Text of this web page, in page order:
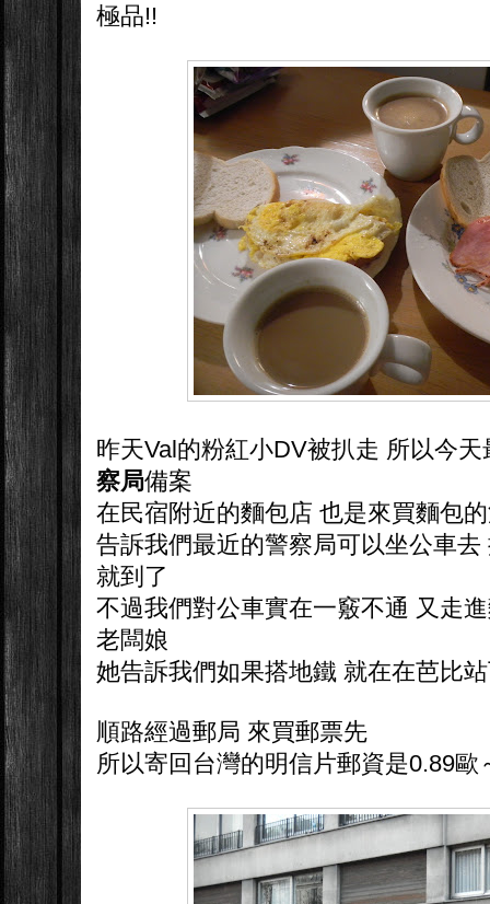
極品!!
昨天Val的粉紅小DV被扒走 所以今
察局備案
在民宿附近的麵包店 也是來買麵包
告訴我們最近的警察局可以坐公車
就到了
不過我們對公車實在一竅不通 又走
老闆娘
她告訴我們如果搭地鐵 就在在芭比
順路經過郵局 來買郵票先
所以寄回台灣的明信片郵資是0.89歐